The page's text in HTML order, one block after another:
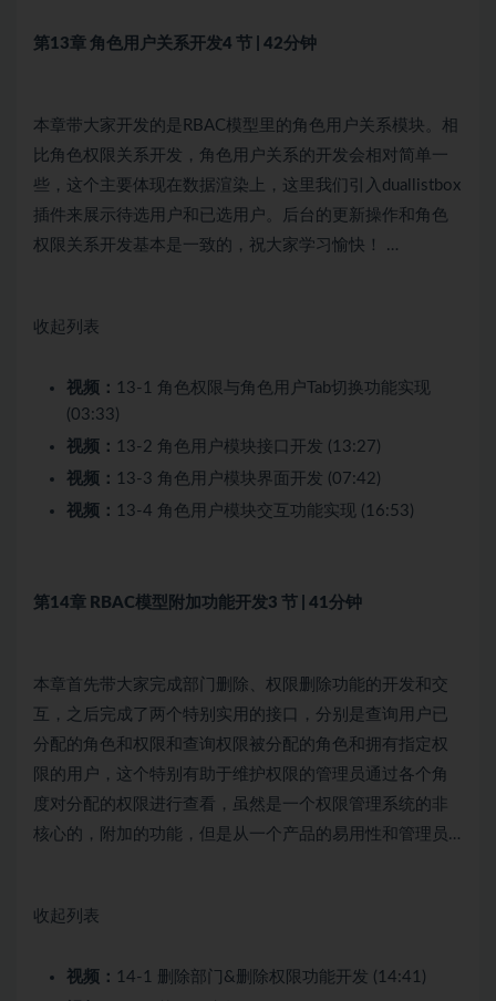
第13章 角色用户关系开发4 节 | 42分钟
本章带大家开发的是RBAC模型里的角色用户关系模块。相
比角色权限关系开发，角色用户关系的开发会相对简单一
些，这个主要体现在数据渲染上，这里我们引入duallistbox
插件来展示待选用户和已选用户。后台的更新操作和角色
权限关系开发基本是一致的，祝大家学习愉快！ …
收起列表
视频： 13-1 角色权限与角色用户Tab切换功能实现
(03:33)
视频： 13-2 角色用户模块接口开发 (13:27)
视频： 13-3 角色用户模块界面开发 (07:42)
视频： 13-4 角色用户模块交互功能实现 (16:53)
第14章 RBAC模型附加功能开发3 节 | 41分钟
本章首先带大家完成部门删除、权限删除功能的开发和交
互，之后完成了两个特别实用的接口，分别是查询用户已
分配的角色和权限和查询权限被分配的角色和拥有指定权
限的用户，这个特别有助于维护权限的管理员通过各个角
度对分配的权限进行查看，虽然是一个权限管理系统的非
核心的，附加的功能，但是从一个产品的易用性和管理员…
收起列表
视频： 14-1 删除部门&删除权限功能开发 (14:41)